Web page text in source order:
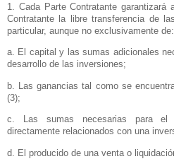
1. Cada Parte Contratante
Contratante la libre transferencia de
particular, aunque no exclusivamente de:
a. El capital y las sumas adicionales
desarrollo de las inversiones;
b. Las ganancias tal como se
(3);
c. Las sumas necesarias para el
directamente relacionados con una
d. El producido de una venta o